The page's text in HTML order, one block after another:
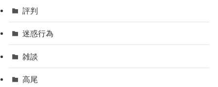
評判
迷惑行為
雑談
高尾